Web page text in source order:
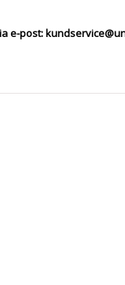
e-post: